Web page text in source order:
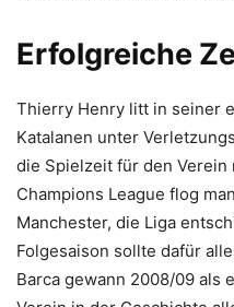
Erfolgreiche
Thierry Henry litt in seiner
Katalanen unter
die Spielzeit für den Verein
Champions League flog
Manchester, die Liga
Folgesaison sollte dafür
Barca gewann 2008/09 als